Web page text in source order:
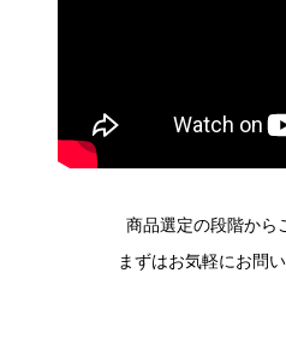
商品選定の段階から
まずはお気軽にお問